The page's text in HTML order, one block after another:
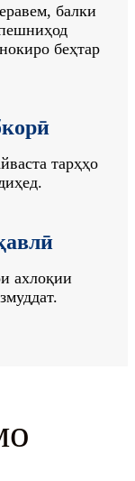
балки
беҳтар
тарҳҳо
ахлоқии